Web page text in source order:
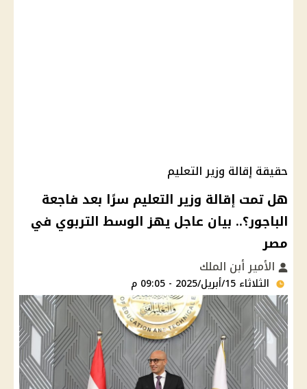
حقيقة إقالة وزير التعليم
هل تمت إقالة وزير التعليم سرًا بعد فاجعة
الباجور؟.. بيان عاجل يهز الوسط التربوي في
مصر
الأمير أبن الملك
الثلاثاء 15/أبريل/2025 - 09:05 م